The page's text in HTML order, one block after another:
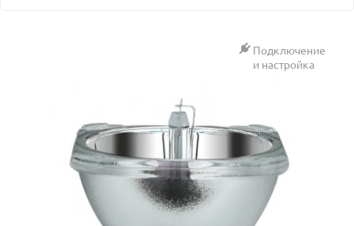
Подключение
и настройка